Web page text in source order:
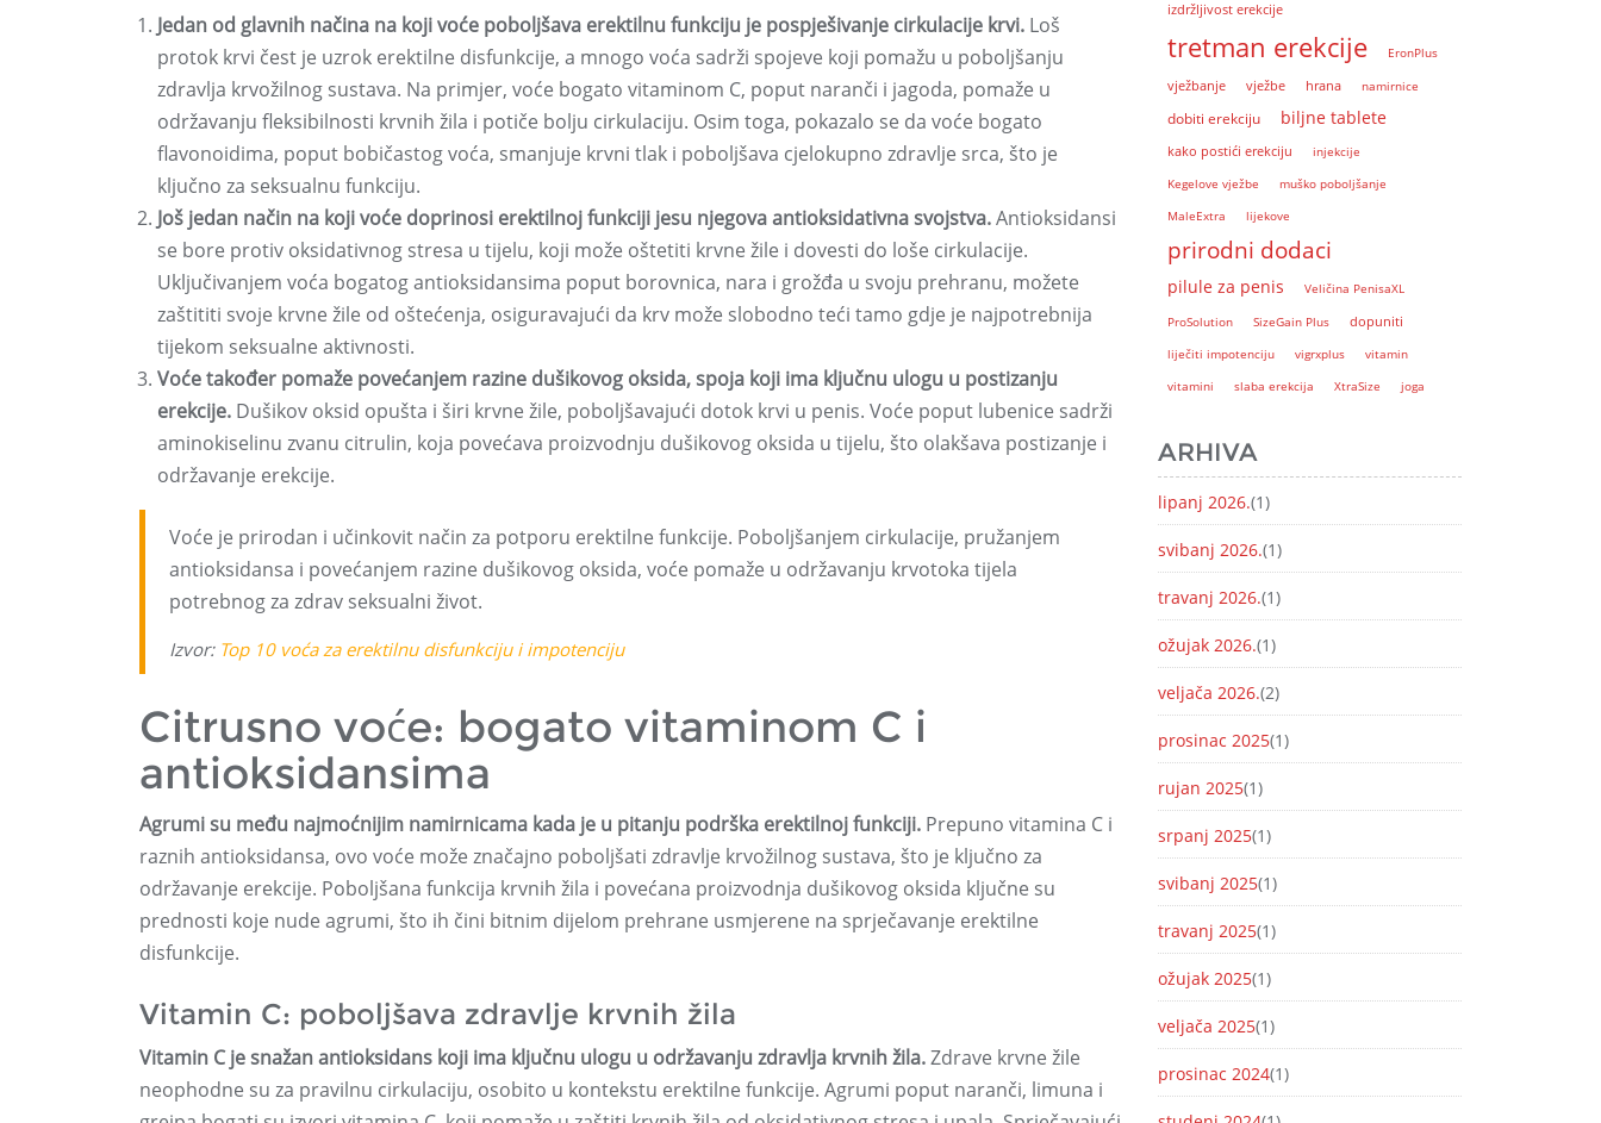
Jedan od glavnih načina na koji voće poboljšava erektilnu funkciju je pospješivanje cirkulacije krvi. Loš
protok krvi čest je uzrok erektilne disfunkcije, a mnogo voća sadrži spojeve koji pomažu u poboljšanju
zdravlja krvožilnog sustava. Na primjer, voće bogato vitaminom C, poput naranči i jagoda, pomaže u
održavanju fleksibilnosti krvnih žila i potiče bolju cirkulaciju. Osim toga, pokazalo se da voće bogato
flavonoidima, poput bobičastog voća, smanjuje krvni tlak i poboljšava cjelokupno zdravlje srca, što je
ključno za seksualnu funkciju.
Još jedan način na koji voće doprinosi erektilnoj funkciji jesu njegova antioksidativna svojstva.Antioksidansi
se bore protiv oksidativnog stresa u tijelu, koji može oštetiti krvne žile i dovesti do loše cirkulacije.
Uključivanjem voća bogatog antioksidansima poput borovnica, nara i grožđa u svoju prehranu, možete
zaštititi svoje krvne žile od oštećenja, osiguravajući da krv može slobodno teći tamo gdje je najpotrebnija
tijekom seksualne aktivnosti.
Voće također pomaže povećanjem razine dušikovog oksida, spoja koji ima ključnu ulogu u postizanju
erekcije. Dušikov oksid opušta i širi krvne žile, poboljšavajući dotok krvi u penis. Voće poput lubenice sadrži
aminokiselinu zvanu citrulin, koja povećava proizvodnju dušikovog oksida u tijelu, što olakšava postizanje i
održavanje erekcije.
Voće je prirodan i učinkovit način za potporu erektilne funkcije. Poboljšanjem cirkulacije, pružanjem
antioksidansa i povećanjem razine dušikovog oksida, voće pomaže u održavanju krvotoka tijela
potrebnog za zdrav seksualni život.
Izvor: Top 10 voća za erektilnu disfunkciju i impotenciju
Citrusno voće: bogato vitaminom C i
antioksidansima
Agrumi su među najmoćnijim namirnicama kada je u pitanju podrška erektilnoj funkciji. Prepuno vitamina C i
raznih antioksidansa, ovo voće može značajno poboljšati zdravlje krvožilnog sustava, što je ključno za
održavanje erekcije. Poboljšana funkcija krvnih žila i povećana proizvodnja dušikovog oksida ključne su
prednosti koje nude agrumi, što ih čini bitnim dijelom prehrane usmjerene na sprječavanje erektilne
disfunkcije.
Vitamin C: poboljšava zdravlje krvnih žila
Vitamin C je snažan antioksidans koji ima ključnu ulogu u održavanju zdravlja krvnih žila.Zdrave krvne žile
neophodne su za pravilnu cirkulaciju, osobito u kontekstu erektilne funkcije. Agrumi poput naranči, limuna i
izdržljivost erekcije
tretman erekcije
EronPlus
vježbanje
vježbe hrana namirnice
dobiti erekciju biljne tablete
kako postići erekciju
injekcije
Kegelove vježbe
muško poboljšanje
MaleExtra
lijekove
prirodni dodaci
pilule za penis
Veličina PenisaXL
ProSolution
SizeGain Plus dopuniti
liječiti impotenciju vigrxplus
vitamin
vitamini
slaba erekcija XtraSize joga
ARHIVA
lipanj 2026.(1)
svibanj 2026.(1)
travanj 2026.(1)
ožujak 2026.(1)
veljača 2026.(2)
prosinac 2025(1)
rujan 2025(1)
srpanj 2025(1)
svibanj 2025(1)
travanj 2025(1)
ožujak 2025(1)
veljača 2025(1)
prosinac 2024(1)